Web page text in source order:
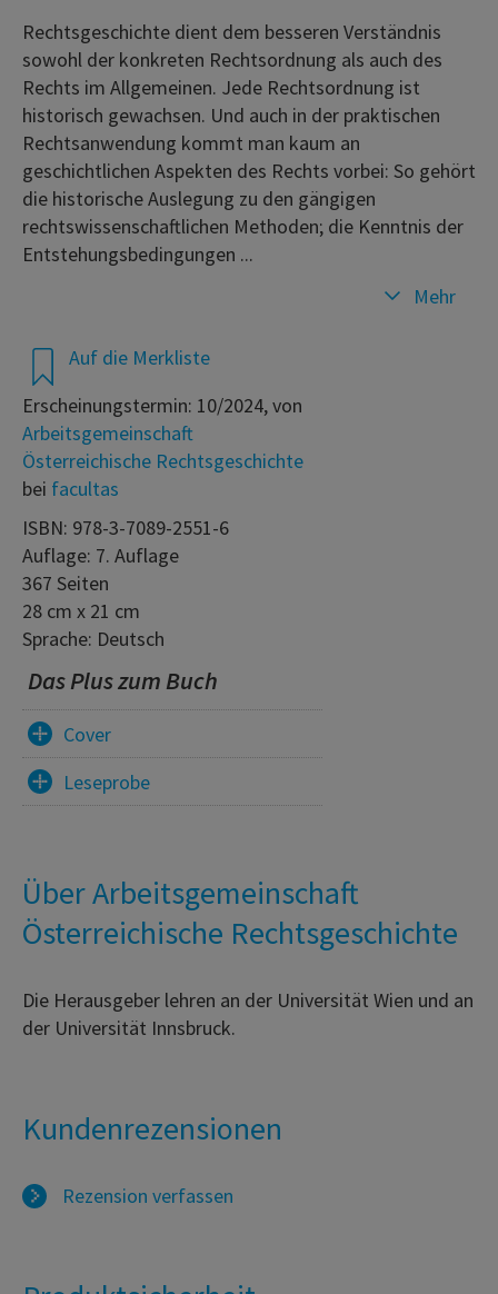
Auf die Merkliste
Erscheinungstermin: 10/2024, von
Arbeitsgemeinschaft
Österreichische Rechtsgeschichte
bei facultas
ISBN: 978-3-7089-2551-6
Auflage: 7. Auflage
367 Seiten
28 cm x 21 cm
Sprache: Deutsch
Das Plus zum Buch
Cover
Leseprobe
Rechtsgeschichte dient dem besseren Verständnis
sowohl der konkreten Rechtsordnung als auch des
Rechts im Allgemeinen. Jede Rechtsordnung ist
historisch gewachsen. Und auch in der praktischen
Rechtsanwendung kommt man kaum an
geschichtlichen Aspekten des Rechts vorbei: So gehört
die historische Auslegung zu den gängigen
rechtswissenschaftlichen Methoden; die Kenntnis der
Entstehungsbedingungen ...
Mehr
Über Arbeitsgemeinschaft
Österreichische Rechtsgeschichte
Die Herausgeber lehren an der Universität Wien und an
der Universität Innsbruck.
Kundenrezensionen
Rezension verfassen